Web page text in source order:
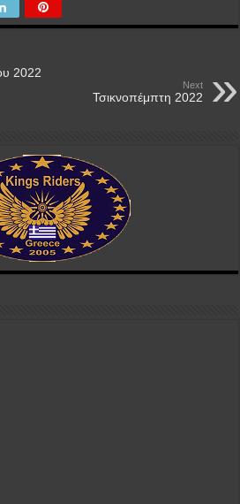
2022
Next
Τσικνοπέμπτη 2022